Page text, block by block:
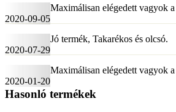
2020-09-05
Maximálisan elégedett vagyok
2020-07-29
Jó termék, Takarékos és olcsó.
2020-01-20
Maximálisan elégedett vagyok
Hasonló termékek